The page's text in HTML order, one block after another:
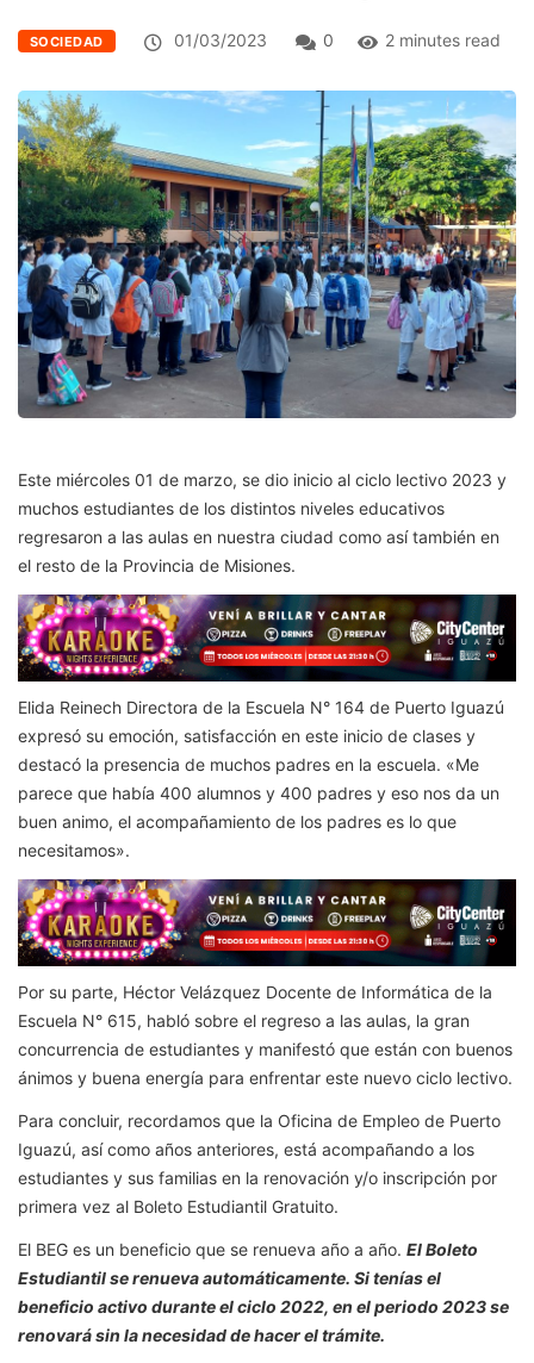
SOCIEDAD 01/03/2023 0 2 minutes read
Este miércoles 01 de marzo, se dio inicio al ciclo lectivo 2023 y
muchos estudiantes de los distintos niveles educativos
regresaron a las aulas en nuestra ciudad como así también en
el resto de la Provincia de Misiones.
Elida Reinech Directora de la Escuela N° 164 de Puerto Iguazú
expresó su emoción, satisfacción en este inicio de clases y
destacó la presencia de muchos padres en la escuela. «Me
parece que había 400 alumnos y 400 padres y eso nos da un
buen animo, el acompañamiento de los padres es lo que
necesitamos».
Por su parte, Héctor Velázquez Docente de Informática de la
Escuela N° 615, habló sobre el regreso a las aulas, la gran
concurrencia de estudiantes y manifestó que están con buenos
ánimos y buena energía para enfrentar este nuevo ciclo lectivo.
Para concluir, recordamos que la Oficina de Empleo de Puerto
Iguazú, así como años anteriores, está acompañando a los
estudiantes y sus familias en la renovación y/o inscripción por
primera vez al Boleto Estudiantil Gratuito.
El BEG es un beneficio que se renueva año a año. El Boleto
Estudiantil se renueva automáticamente. Si tenías el
beneficio activo durante el ciclo 2022, en el periodo 2023 se
renovará sin la necesidad de hacer el trámite.